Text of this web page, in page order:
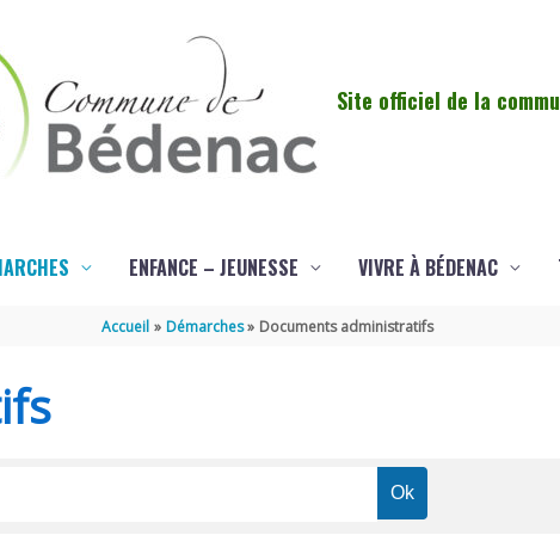
Site officiel de la
ENFANCE – JEUNESSE VIVRE À BÉDENAC
Accueil Démarches Documents administratifs